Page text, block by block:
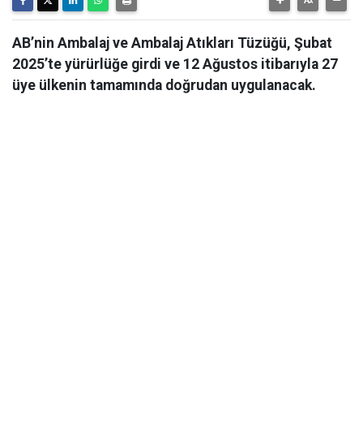
AB’nin Ambalaj ve Ambalaj Atıkları Tüzüğü, Şubat
2025’te yürürlüğe girdi ve 12 Ağustos itibarıyla 27
üye ülkenin tamamında doğrudan uygulanacak.